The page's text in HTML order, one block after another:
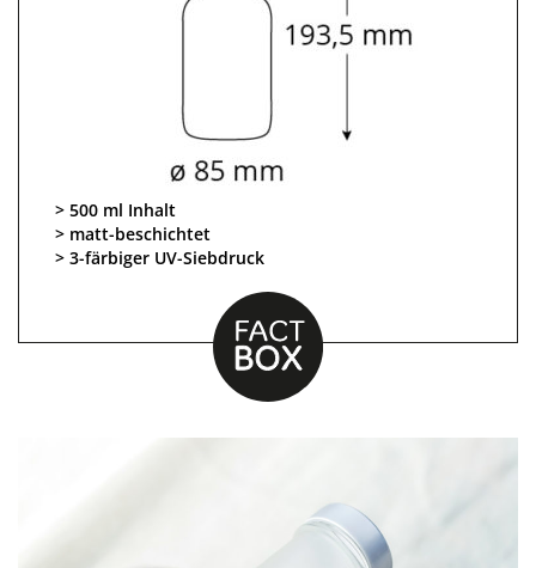
500 ml Inhalt
matt-beschichtet
3-färbiger UV-Siebdruck